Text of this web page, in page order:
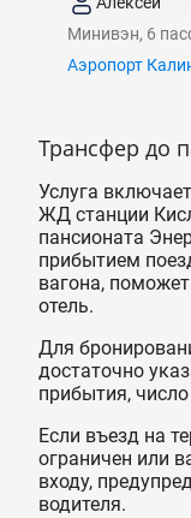
Минивэн, 6
Аэропорт
Трансфер до
Услуга
ЖД станции
пансионата
прибытием
вагона,
отель.
Для
достаточно
прибытия,
Если въезд на
ограничен или
входу,
водителя.